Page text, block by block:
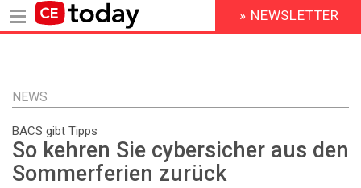
Inhalt
HEADER
MENU
» NEWSLETTER
NEWS
BACS gibt Tipps
So kehren Sie cybersicher aus den
Sommerferien zurück